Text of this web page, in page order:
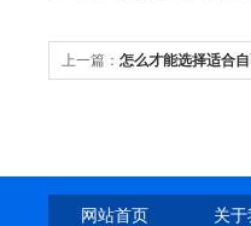
上一篇： 怎么才能选择适合
网站首页 关